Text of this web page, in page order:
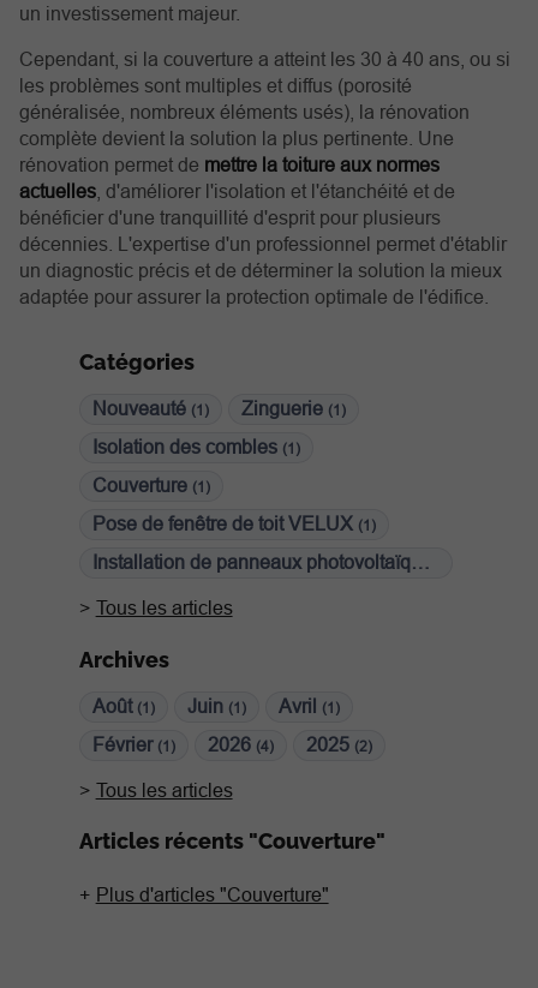
Catégories
Nouveauté (1) Zinguerie (1)
Isolation des combles (1)
Couverture (1)
Pose de fenêtre de toit VELUX (1)
Installation de panneaux photovoltaïques
Tous les articles
Archives
Août (1) Juin (1) Avril (1)
Février (1) 2026 (4) 2025 (2)
Tous les articles
Articles récents "Couverture"
Plus d'articles "Couverture"
un investissement majeur.
Cependant, si la couverture a atteint les 30 à 40 ans, ou si
les problèmes sont multiples et diffus (porosité
généralisée, nombreux éléments usés), la rénovation
complète devient la solution la plus pertinente. Une
rénovation permet de mettre la toiture aux normes
actuelles , d'améliorer l'isolation et l'étanchéité et de
bénéficier d'une tranquillité d'esprit pour plusieurs
décennies. L'expertise d'un professionnel permet d'établir
un diagnostic précis et de déterminer la solution la mieux
adaptée pour assurer la protection optimale de l'édifice.